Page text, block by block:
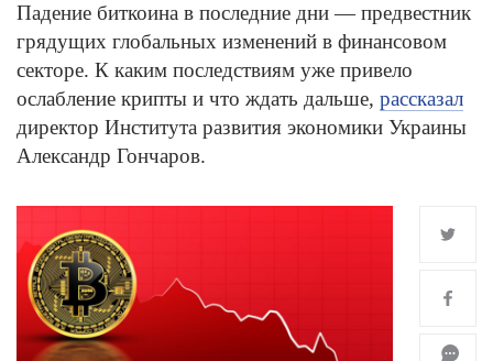
Падение биткоина в последние дни — предвестник
грядущих глобальных изменений в финансовом
секторе. К каким последствиям уже привело
ослабление крипты и что ждать дальше, рассказал
директор Института развития экономики Украины
Александр Гончаров.